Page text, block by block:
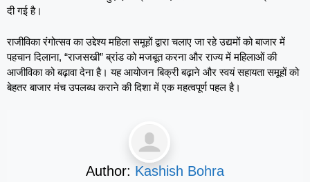
दी गई है।
राजीविका रंगोत्सव का उद्देश्य महिला समूहों द्वारा चलाए जा रहे उद्यमों को बाजार में
पहचान दिलाना, “राजसखी” ब्रांड को मजबूत करना और राज्य में महिलाओं की
आजीविका को बढ़ावा देना है। यह आयोजन बिक्री बढ़ाने और स्वयं सहायता समूहों को
बेहतर बाजार मंच उपलब्ध कराने की दिशा में एक महत्वपूर्ण पहल है।
Author: Kashish Bohra